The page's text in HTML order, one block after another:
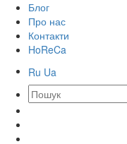
Блог
Про нас
Контакти
HoReCa
Ru Ua